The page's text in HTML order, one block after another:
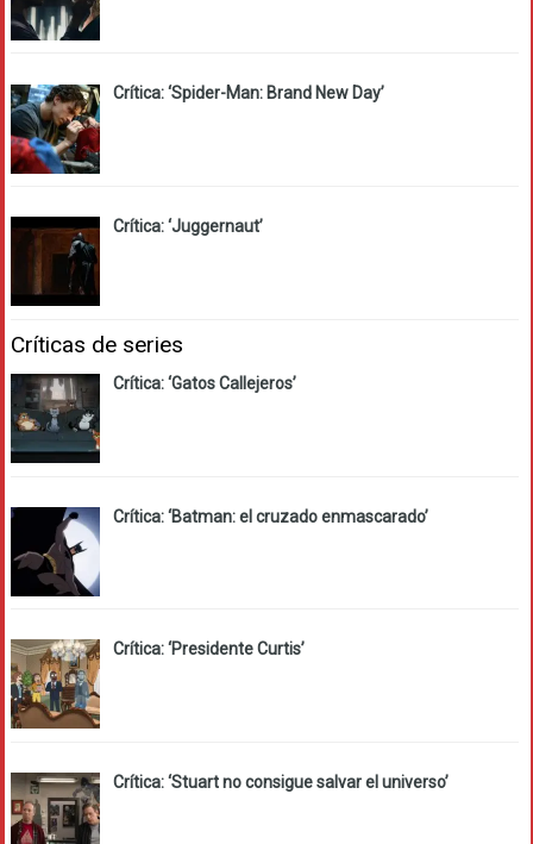
Crítica: ‘Spider-Man: Brand New Day’
Crítica: ‘Juggernaut’
Críticas de series
Crítica: ‘Gatos Callejeros’
Crítica: ‘Batman: el cruzado enmascarado’
Crítica: ‘Presidente Curtis’
Crítica: ‘Stuart no consigue salvar el universo’